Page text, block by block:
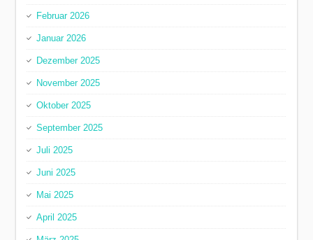
Februar 2026
Januar 2026
Dezember 2025
November 2025
Oktober 2025
September 2025
Juli 2025
Juni 2025
Mai 2025
April 2025